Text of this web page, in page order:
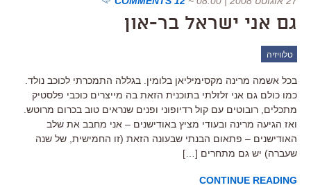
גם אני ישראל בר-און
טלוויזיה
בכל אשמה מרינה מקסימיליאן בלומין. בגללה התמכרתי לכוכב נולד.
כמו כולם גם אני זלזלתי בתוכנית הזאת בה מייצרים כוכבי פלסטיק
מתכלים, רובוטים עם קול רדיופוני ופנים שנראים טוב בכרום מרוטש.
ואז הגיעה מרינה ובעודי מציץ באודישנים – אני מחבב את שלב
האודישנים – פתאום הבנתי שבעונה הזאת (זו החמישית, של שנה
שעברה) יש גם מתחרים […]
CONTINUE READING